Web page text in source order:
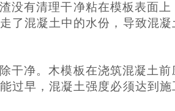
没有清理干净粘在模板表面上
了混凝土中的水份，导致混凝
干净。木模板在浇筑混凝土前
过早，混凝土强度必须达到施